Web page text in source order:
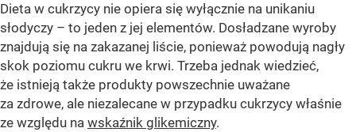
Dieta w cukrzycy nie opiera się wyłącznie na unikaniu
słodyczy – to jeden z jej elementów. Dosładzane wyroby
znajdują się na zakazanej liście, ponieważ powodują nagły
skok poziomu cukru we krwi. Trzeba jednak wiedzieć,
że istnieją także produkty powszechnie uważane
za zdrowe, ale niezalecane w przypadku cukrzycy właśnie
ze względu na wskaźnik glikemiczny.